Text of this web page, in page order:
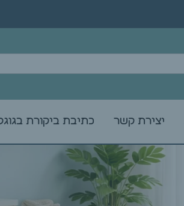
יצירת קשר כתיבת ביקורת